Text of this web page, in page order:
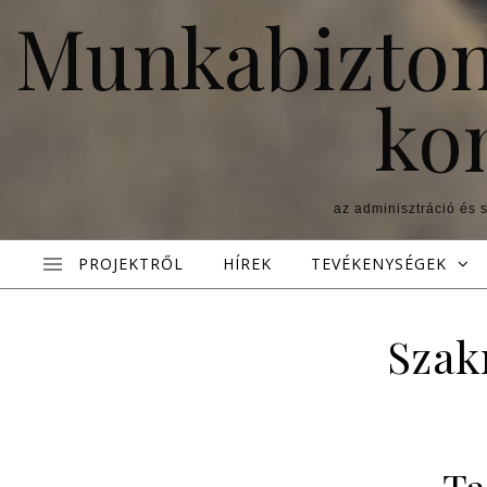
az adminisztráció és
PROJEKTRŐL HÍREK TEVÉKENYSÉGEK